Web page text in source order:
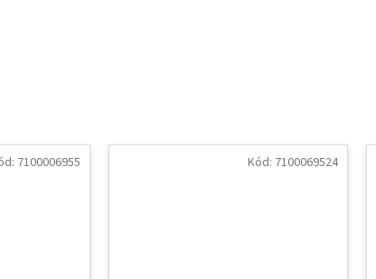
7100006955 Kód: 7100069524